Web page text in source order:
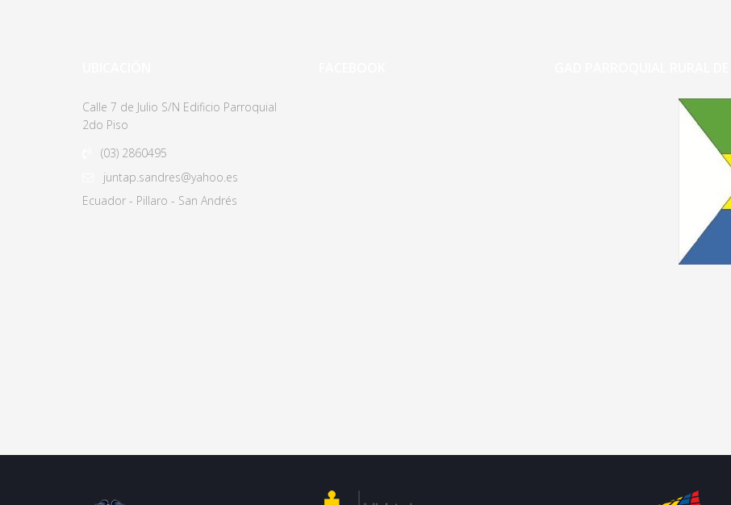
Calle 7 de Julio S/N Edificio Parroquial
2do Piso
(03) 2860495
juntap.sandres@yahoo.es
Ecuador - Pillaro - San Andrés